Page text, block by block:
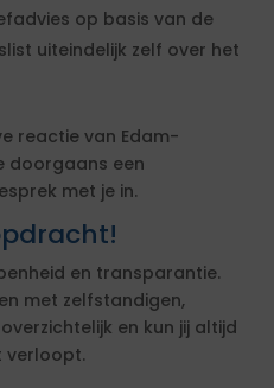
op basis van de
uiteindelijk zelf over het
reactie van Edam-
doorgaans een
met je in.
en transparantie.
met zelfstandigen,
en kun jij altijd
verloopt.